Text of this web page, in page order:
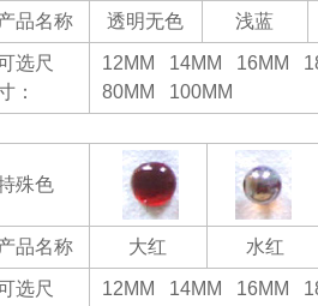
品名称 透明无色 浅蓝
选尺
：
12MM 14MM 16MM
80MM 100MM
殊色
品名称 大红 水红
选尺
12MM 14MM 16MM